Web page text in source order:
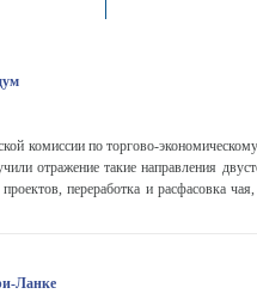
комиссии по торгово-
отражение такие направления
переработка и расфасовка
Ланке